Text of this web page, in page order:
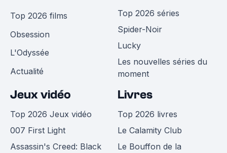
Top 2026 films
Obsession
L'Odyssée
Actualité
Top 2026 séries
Spider-Noir
Lucky
Les nouvelles séries du
moment
Jeux vidéo
Top 2026 Jeux vidéo
007 First Light
Assassin's Creed: Black
Livres
Top 2026 livres
Le Calamity Club
Le Bouffon de la